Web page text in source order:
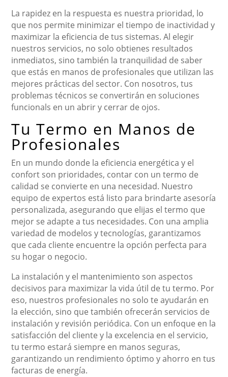
La rapidez en la respuesta es nuestra prioridad, lo
que nos permite minimizar el tiempo de inactividad y
maximizar la eficiencia de tus sistemas. Al elegir
nuestros servicios, no solo obtienes resultados
inmediatos, sino también la tranquilidad de saber
que estás en manos de profesionales que utilizan las
mejores prácticas del sector. Con nosotros, tus
problemas técnicos se convertirán en soluciones
funcionals en un abrir y cerrar de ojos.
Tu Termo en Manos de
Profesionales
En un mundo donde la eficiencia energética y el
confort son prioridades, contar con un termo de
calidad se convierte en una necesidad. Nuestro
equipo de expertos está listo para brindarte asesoría
personalizada, asegurando que elijas el termo que
mejor se adapte a tus necesidades. Con una amplia
variedad de modelos y tecnologías, garantizamos
que cada cliente encuentre la opción perfecta para
su hogar o negocio.
La instalación y el mantenimiento son aspectos
decisivos para maximizar la vida útil de tu termo. Por
eso, nuestros profesionales no solo te ayudarán en
la elección, sino que también ofrecerán servicios de
instalación y revisión periódica. Con un enfoque en la
satisfacción del cliente y la excelencia en el servicio,
tu termo estará siempre en manos seguras,
garantizando un rendimiento óptimo y ahorro en tus
facturas de energía.